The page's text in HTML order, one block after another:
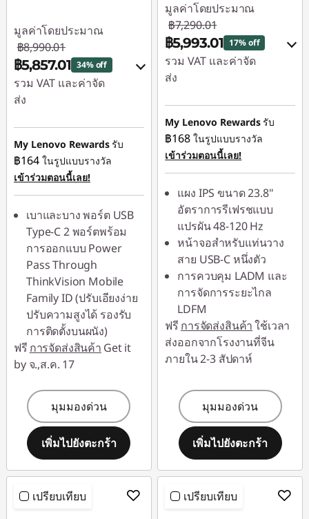
มูลค่าโดยประมาณ
฿8,990.01
฿5,857.01 34% off
รวม VAT และค่าจัด
ส่ง
ประหยัดทันที :-
฿899.00
หรือ
การประหยัด
฿3,133.00
*Savings cannot be
combined
ใช้ eCoupon :
88SALETH
My Lenovo Rewardsรับ
฿164 ในรูปแบบรางวัล
เข้าร่วมตอนนี้เลย!
เบาและบาง พอร์ต USB
Type-C 2 พอร์ตพร้อม
การออกแบบ Power
Pass Through
ThinkVision Mobile
Family ID (ปรับเอียงง่าย
ปรับความสูงได้ รองรับ
การติดตั้งบนผนัง)
ฟรี การจัดส่งสินค้า Get it
by จ.,ส.ค. 17
มุมมองด่วน
เพิ่มไปยังตะกร้า
มูลค่าโดยประมาณ
฿7,290.01
฿5,993.01 17% off
รวม VAT และค่าจัด
ส่ง
ประหยัดทันที :-
฿729.00
หรือ
การประหยัด
eCoupon :
฿1,297.00
*Savings cannot be
combined
ใช้ eCoupon :
88SALETH
My Lenovo Rewardsรับ
฿168 ในรูปแบบรางวัล
เข้าร่วมตอนนี้เลย!
แผง IPS ขนาด 23.8"
อัตราการรีเฟรชแบบ
แปรผัน 48-120 Hz
หน้าจอสำหรับแท่นวาง
สาย USB-C หนึ่งตัว
การควบคุม LADM และ
การจัดการระยะไกล
LDFM
ฟรี การจัดส่งสินค้าใช้เวลา
ส่งออกจากโรงงานที่จีน
ภายใน 2-3 สัปดาห์
มุมมองด่วน
เพิ่มไปยังตะกร้า
เปรียบเทียบ เปรียบเทียบ